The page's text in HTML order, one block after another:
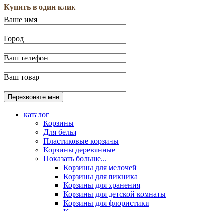
Купить в один клик
Ваше имя
Город
Ваш телефон
Ваш товар
каталог
Корзины
Для белья
Пластиковые корзины
Корзины деревянные
Показать больше...
Корзины для мелочей
Корзины для пикника
Корзины для хранения
Корзины для детской комнаты
Корзины для флористики